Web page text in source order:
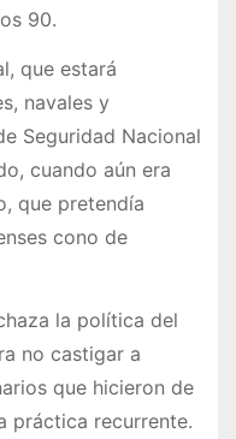
90.
que estará
navales y
Seguridad Nacional
cuando aún era
que pretendía
cono de
la política del
no castigar a
que hicieron de
práctica recurrente.